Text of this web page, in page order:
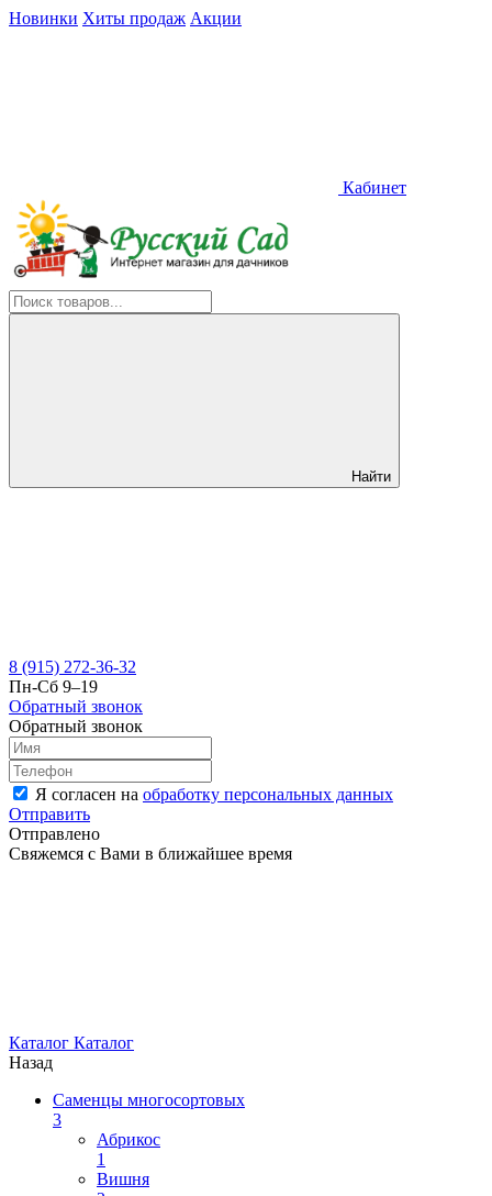
Новинки Хиты продаж Акции
Кабинет
Найти
8 (915) 272-36-32
Пн-Сб 9–19
Обратный звонок
Обратный звонок
Я согласен на обработку персональных данных
Отправить
Отправлено
Свяжемся с Вами в ближайшее время
Каталог Каталог
Назад
Саменцы многосортовых
3
Абрикос
1
Вишня